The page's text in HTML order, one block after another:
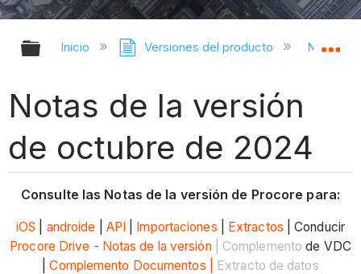
Expandir/contraer jerarquía global
Inicio Versiones del producto Notas
Notas de la versión
de octubre de 2024
Consulte las Notas de la versión de Procore para:
iOS androide API Importaciones Extractos | Conducir
Procore Drive - Notas de la versión
| Complemento de VDC
|Complemento Documentos | Extracto de datos